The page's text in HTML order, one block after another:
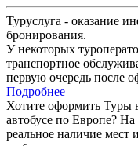
Туруслуга - оказание
бронирования.
У некоторых
транспортное
первую очередь после
Подробнее
Хотите оформить Туры
автобусе по Европе?
реальное наличие